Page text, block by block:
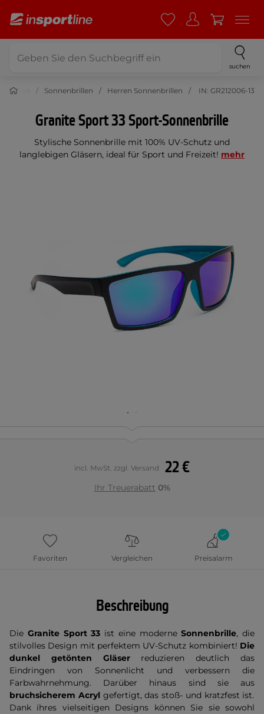
suchen
Sonnenbrillen Herren Sonnenbrillen IN: GR212006-13
Granite Sport 33 Sport-Sonnenbrille
Stylische Sonnenbrille mit 100% UV-Schutz und
langlebigen Gläsern, ideal für Sport und Freizeit! mehr
22 €
incl. MwSt. zzgl. Versand
Ihr Treuerabatt 0%
Favoriten Vergleichen Preisalarm
Beschreibung
Die Granite Sport 33 ist eine moderneSonnenbrille, die
stilvolles Design mit perfektem UV-Schutz kombiniert! Die
dunkel getönten Gläserreduzieren deutlich das
Eindringen von Sonnenlicht und verbessern die
Farbwahrnehmung. Darüber hinaus sind sie aus
bruchsicherem Acrylgefertigt, das stoß- und kratzfest ist.
Dank ihres vielseitigen Designs können Sie sie sowohl